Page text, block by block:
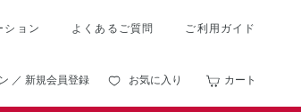
ション よくあるご質問 ご利用ガイド
／ 新規会員登録 お気に入り カート